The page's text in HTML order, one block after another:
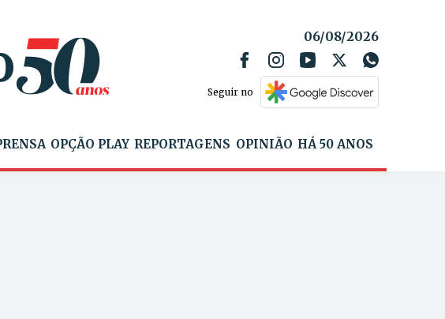
06/08/2026
Seguir no
OPÇÃO PLAY REPORTAGENS OPINIÃO HÁ 50 ANOS